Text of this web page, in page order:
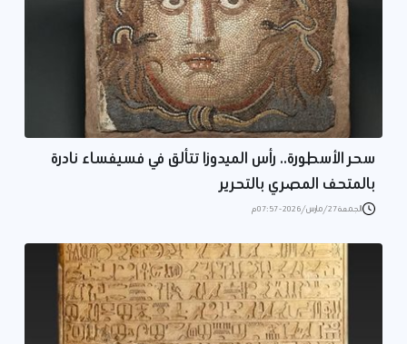
سحر الأسطورة.. رأس الميدوزا تتألق في فسيفساء نادرة
بالمتحف المصري بالتحرير
الجمعة 27/مارس/2026 - 07:57 م